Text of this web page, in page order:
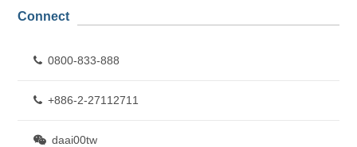
Connect
0800-833-888
+886-2-27112711
daai00tw